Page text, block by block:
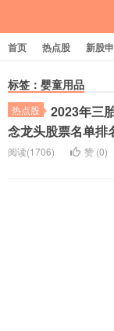
首页 热点股 新股
标签：婴童用品
热点股
2023年三
念龙头股票名单排
阅读(1706)
赞 (0)